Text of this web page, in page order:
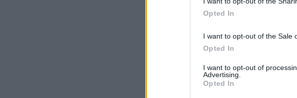
Opted In
I want to opt-out of the Sale
Opted In
I want to opt-out of
Advertising.
Opted In
Dôverujte si, rozprávajte sa a užívajte si: 6
22. septembra 2025
Máte vysokú spotrebu vody a málo úspor na
29. januára 2025